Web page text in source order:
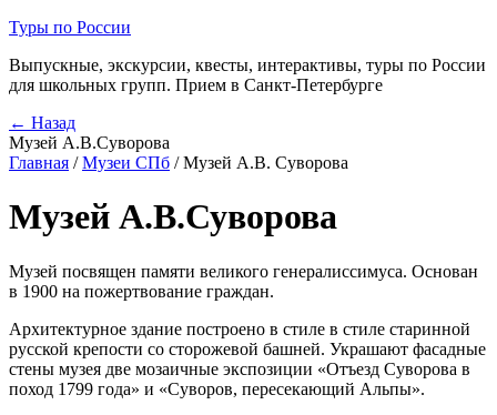
Туры по России
Выпускные, экскурсии, квесты, интерактивы, туры по России
для школьных групп. Прием в Санкт-Петербурге
← Назад
Музей А.В.Суворова
Главная / Музеи СПб / Музей А.В. Суворова
Музей А.В.Суворова
Музей посвящен памяти великого генералиссимуса. Основан
в 1900 на пожертвование граждан.
Архитектурное здание построено в стиле в стиле старинной
русской крепости со сторожевой башней. Украшают фасадные
стены музея две мозаичные экспозиции «Отъезд Суворова в
поход 1799 года» и «Суворов, пересекающий Альпы».